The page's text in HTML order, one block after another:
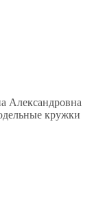
Александровна
кружки